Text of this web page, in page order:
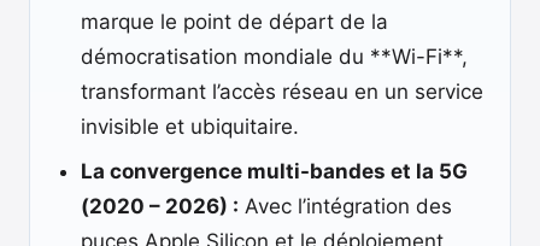
marque le point de départ de la
démocratisation mondiale du **Wi-Fi**,
transformant l’accès réseau en un service
invisible et ubiquitaire.
La convergence multi-bandes et la 5G
(2020 – 2026) : Avec l’intégration des
puces Apple Silicon et le déploiement